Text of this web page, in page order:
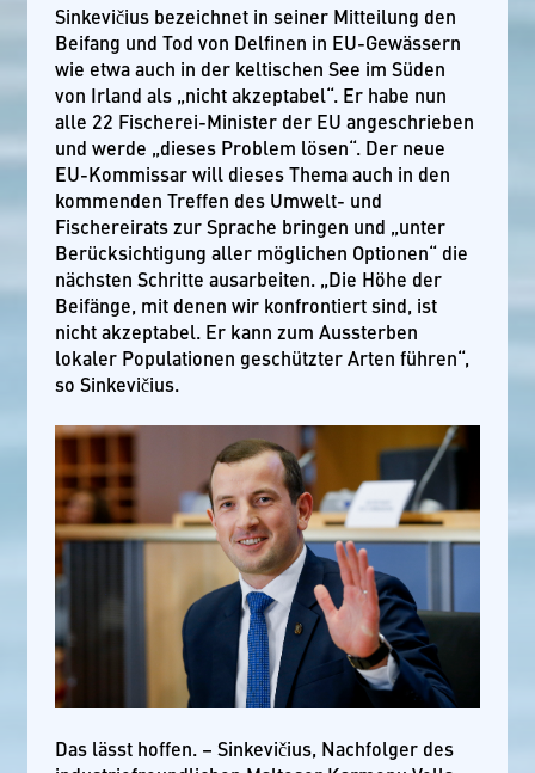
Sinkevičius bezeichnet in seiner Mitteilung den
Beifang und Tod von Delfinen in EU-Gewässern
wie etwa auch in der keltischen See im Süden
von Irland als „nicht akzeptabel“. Er habe nun
alle 22 Fischerei-Minister der EU angeschrieben
und werde „dieses Problem lösen“. Der neue
EU-Kommissar will dieses Thema auch in den
kommenden Treffen des Umwelt- und
Fischereirats zur Sprache bringen und „unter
Berücksichtigung aller möglichen Optionen“ die
nächsten Schritte ausarbeiten. „Die Höhe der
Beifänge, mit denen wir konfrontiert sind, ist
nicht akzeptabel. Er kann zum Aussterben
lokaler Populationen geschützter Arten führen“,
so Sinkevičius.
Das lässt hoffen. – Sinkevičius, Nachfolger des